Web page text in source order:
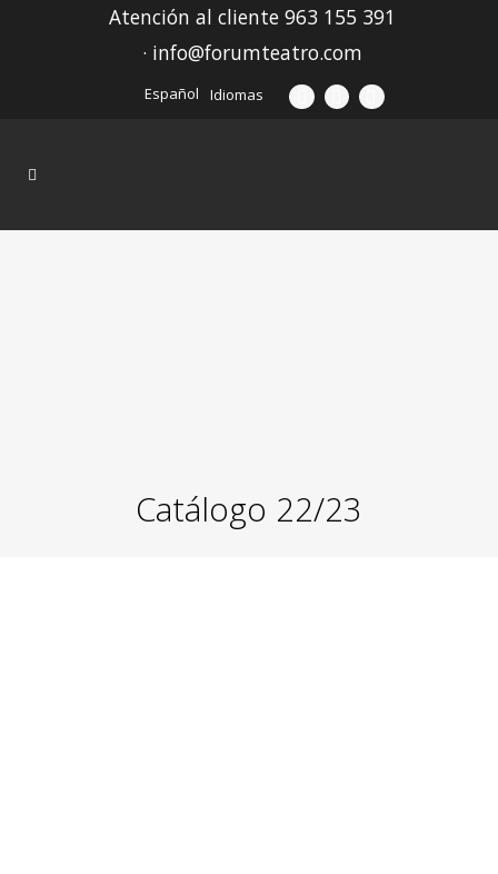
Atención al cliente 963 155 391
· info@forumteatro.com
Idiomas
Español
Catálogo 22/23